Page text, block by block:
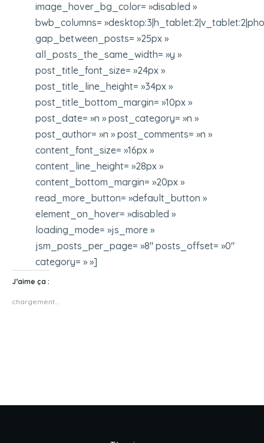
image_hover_bg_color= »disabled »
bwb_columns=
gap_between_posts= »25px »
all_posts_the_same_width= »y »
post_title_font_size= »24px »
post_title_line_height= »34px »
post_title_bottom_margin= »10px »
post_date= »n » post_category= »n »
post_author= »n » post_comments= »n »
content_font_size= »16px »
content_line_height= »28px »
content_bottom_margin= »20px »
read_more_button= »default_button »
element_on_hover= »disabled »
loading_mode= »js_more »
jsm_posts_per_page= »8″ posts_offset= »0″
category= » »]
J’aime ça :
chargement…